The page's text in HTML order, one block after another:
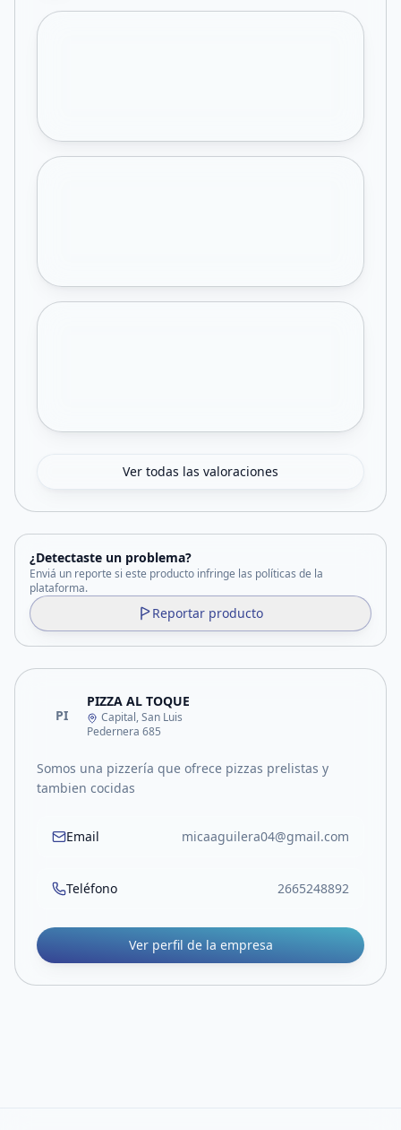
Ver todas las valoraciones
¿Detectaste un problema?
Enviá un reporte si este producto infringe las políticas de la
plataforma.
Reportar producto
PI
PIZZA AL TOQUE
Capital, San Luis
Pedernera 685
Somos una pizzería que ofrece pizzas prelistas y
tambien cocidas
Email micaaguilera04@gmail.com
Teléfono 2665248892
Ver perfil de la empresa